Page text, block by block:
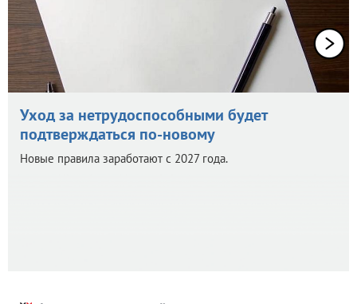
Уход за нетрудоспособными будет
подтверждаться по-новому
Новые правила заработают с 2027 года.